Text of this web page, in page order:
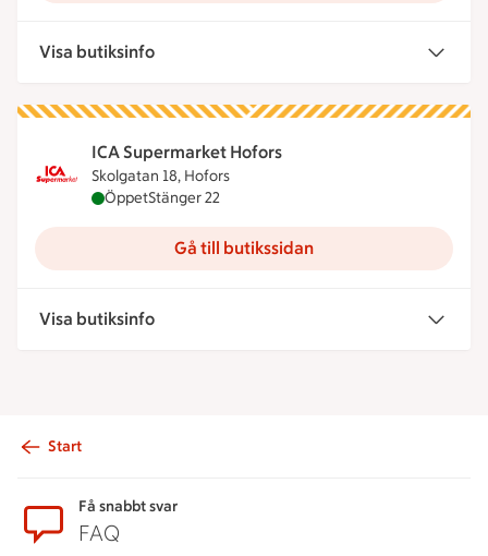
Visa butiksinfo
ICA Supermarket Hofors
Skolgatan 18, Hofors
ICA Supermarket Hofors är öppen nu, stänger
ÖppetStänger 22
Gå till butikssidan
Visa butiksinfo
Start
Få snabbt svar
FAQ